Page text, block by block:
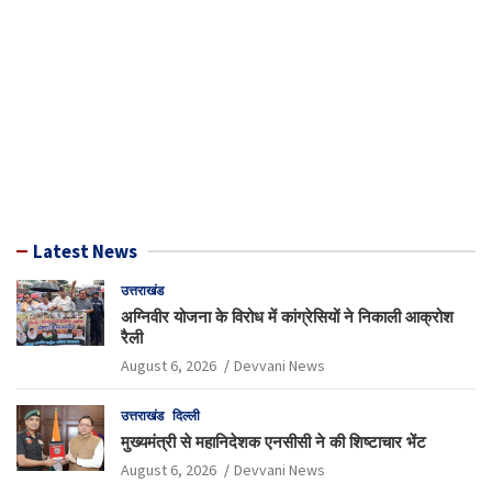
Latest News
उत्तराखंड
अग्निवीर योजना के विरोध में कांग्रेसियों ने निकाली आक्रोश
रैली
August 6, 2026 Devvani News
उत्तराखंड दिल्ली
मुख्यमंत्री से महानिदेशक एनसीसी ने की शिष्टाचार भेंट
August 6, 2026 Devvani News